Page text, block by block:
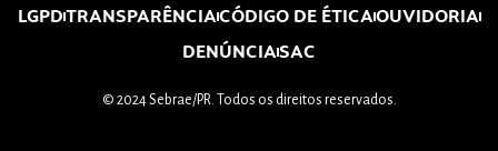
LGPDTRANSPARÊNCIACÓDIGO DE ÉTICAOUVIDORIA
DENÚNCIASAC
© 2024 Sebrae/PR. Todos os direitos reservados.